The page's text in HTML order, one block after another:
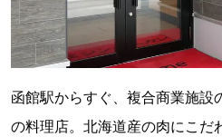
函館駅からすぐ、複合商業施設
の料理店。北海道産の肉にこだ